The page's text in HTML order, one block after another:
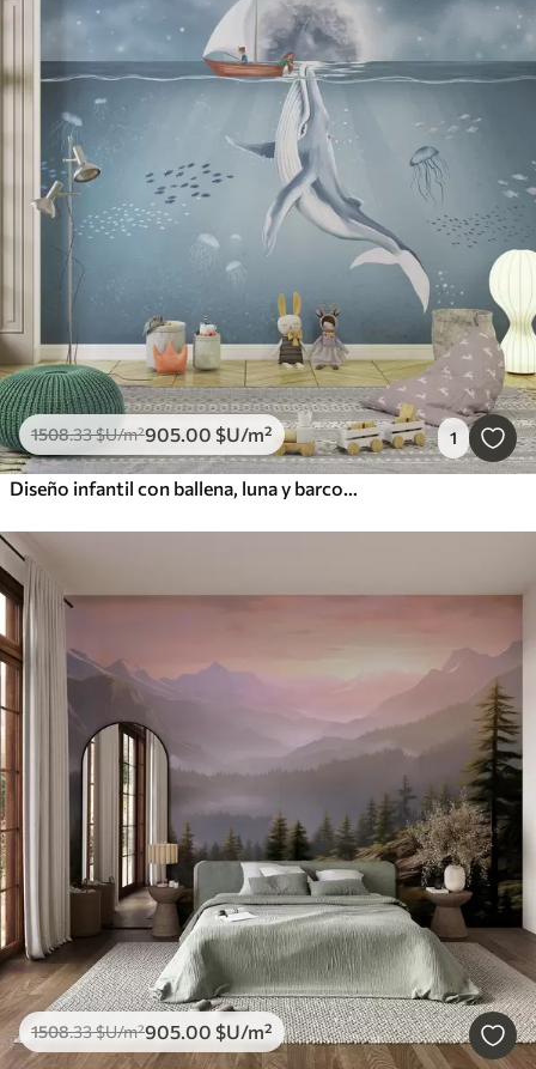
1508.33$U/m²905.00 $U/m² 1
Diseño infantil con ballena, luna y barco con niños
1508.33$U/m²905.00 $U/m²